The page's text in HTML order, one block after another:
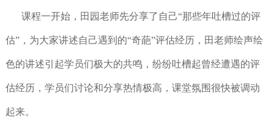
课程一开始，田园老师先分享了自己“那些年吐槽过的评
估”，为大家讲述自己遇到的“奇葩”评估经历，田老师绘声绘
色的讲述引起学员们极大的共鸣，纷纷吐槽起曾经遭遇的评
估经历，学员们讨论和分享热情极高，课堂氛围很快被调动
起来。